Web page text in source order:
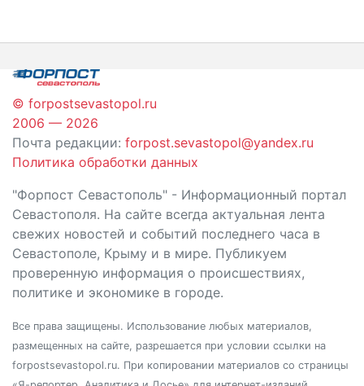
записям
© forpostsevastopol.ru
2006 — 2026
Почта редакции: forpost.sevastopol@yandex.ru
Политика обработки данных
"Форпост Севастополь" - Информационный портал
Севастополя. На сайте всегда актуальная лента
свежих новостей и событий последнего часа в
Севастополе, Крыму и в мире. Публикуем
проверенную информация о происшествиях,
политике и экономике в городе.
Все права защищены. Использование любых материалов,
размещенных на сайте, разрешается при условии ссылки на
forpostsevastopol.ru. При копировании материалов со страницы